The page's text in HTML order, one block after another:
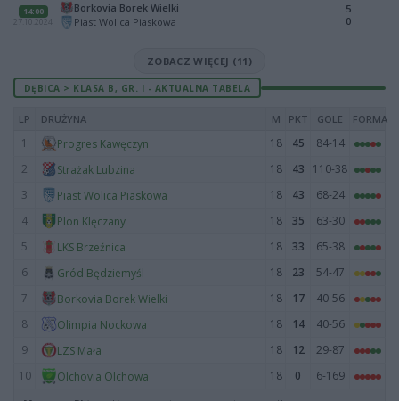
14:00
27.10.2024
Borkovia Borek Wielki
Piast Wolica Piaskowa
5
0
ZOBACZ WIĘCEJ (11)
DĘBICA > KLASA B, GR. I - AKTUALNA TABELA
LP DRUŻYNA M PKT GOLE FORMA
1 Progres Kawęczyn 18 45
84-14
2
Strażak Lubzina 18 43
110-38
3
Piast Wolica Piaskowa 18 43
68-24
4
Plon Klęczany 18 35
63-30
5
LKS Brzeźnica 18 33
65-38
6
Gród Będziemyśl 18 23
54-47
7
Borkovia Borek Wielki 18 17
40-56
8
Olimpia Nockowa 18 14
40-56
9
LZS Mała 18 12
29-87
10
Olchovia Olchowa 18 0 6-169